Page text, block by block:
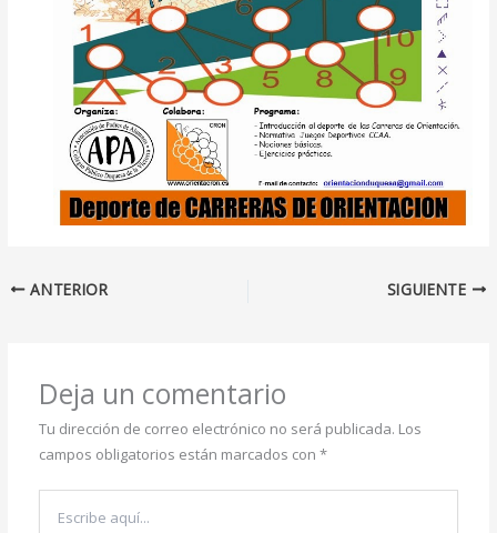
ANTERIOR SIGUIENTE
Deja un comentario
Tu dirección de correo electrónico no será publicada. Los
campos obligatorios están marcados con *
aquí...